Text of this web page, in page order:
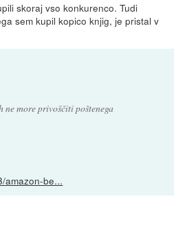
skoraj vso konkurenco. Tudi
sem kupil kopico knjig, je pristal v
ne more privoščiti poštenega
amazon-be...